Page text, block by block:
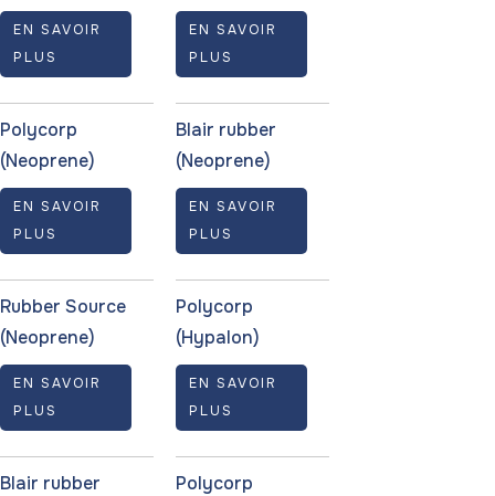
EN SAVOIR
PLUS
EN SAVOIR
PLUS
Polycorp
(Neoprene)
EN SAVOIR
PLUS
Blair rubber
(Neoprene)
EN SAVOIR
PLUS
Rubber Source
(Neoprene)
EN SAVOIR
PLUS
Polycorp
(Hypalon)
EN SAVOIR
PLUS
Blair rubber
Polycorp